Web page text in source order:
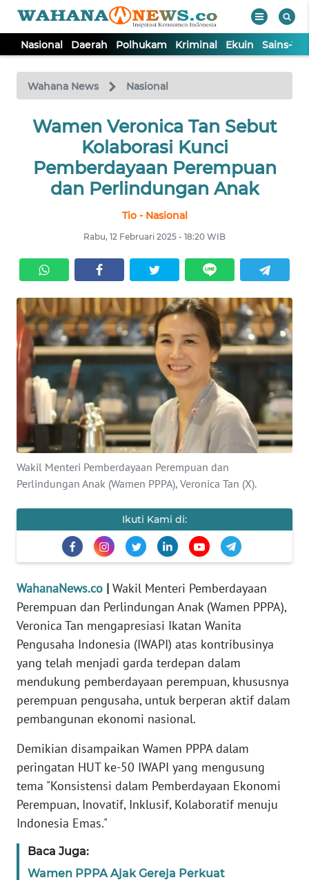
Nasional Daerah Polhukam Kriminal Ekuin Sains-
Wahana News Nasional
Wamen Veronica Tan Sebut
Kolaborasi Kunci
Pemberdayaan Perempuan
dan Perlindungan Anak
Tio - Nasional
Rabu, 12 Februari 2025 - 18:20 WIB
Wakil Menteri Pemberdayaan Perempuan dan
Perlindungan Anak (Wamen PPPA), Veronica Tan (X).
Ikuti Kami di:
WahanaNews.co | Wakil Menteri Pemberdayaan
Perempuan dan Perlindungan Anak (Wamen PPPA),
Veronica Tan mengapresiasi Ikatan Wanita
Pengusaha Indonesia (IWAPI) atas kontribusinya
yang telah menjadi garda terdepan dalam
mendukung pemberdayaan perempuan, khususnya
perempuan pengusaha, untuk berperan aktif dalam
pembangunan ekonomi nasional.
Demikian disampaikan Wamen PPPA dalam
peringatan HUT ke-50 IWAPI yang mengusung
tema "Konsistensi dalam Pemberdayaan Ekonomi
Perempuan, Inovatif, Inklusif, Kolaboratif menuju
Indonesia Emas."
Baca Juga:
Wamen PPPA Ajak Gereja Perkuat
TV
Tutup
NASIONAL
DAERAH
EKUIN
SAINS-TEKNO
KESEHATAN
INTERNASIONAL
SERBA-SERBI
PENDIDIKAN
OLAHRAGA
EDITORIAL
Informasi
INDEKS
BERITA
KONTAK
KAMI
INFO
IKLAN
TENTANG
KAMI
PEDOMAN
MEDIA